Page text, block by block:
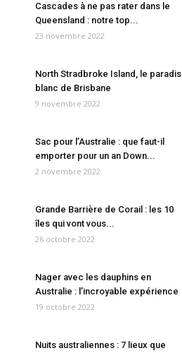
Cascades à ne pas rater dans le
Queensland : notre top...
23 novembre 2022
North Stradbroke Island, le paradis
blanc de Brisbane
9 novembre 2022
Sac pour l’Australie : que faut-il
emporter pour un an Down...
2 novembre 2022
Grande Barrière de Corail : les 10
îles qui vont vous...
26 octobre 2022
Nager avec les dauphins en
Australie : l’incroyable expérience
19 octobre 2022
Nuits australiennes : 7 lieux que